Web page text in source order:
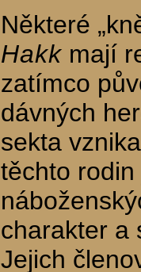
Některé
Hakk mají
zatímco
dávných
sekta
těchto
charakter a
Jejich